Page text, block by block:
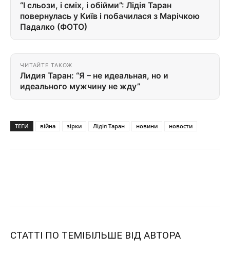
“І сльози, і сміх, і обійми”: Лідія Таран
повернулась у Київ і побачилася з Марічкою
Падалко (ФОТО)
ЧИТАЙТЕ ТАКОЖ
Лидия Таран: “Я – не идеальная, но и
идеального мужчину не жду”
ТЕГИ війна зірки Лідія Таран новини новости
СТАТТІ ПО ТЕМІБІЛЬШЕ ВІД АВТОРА